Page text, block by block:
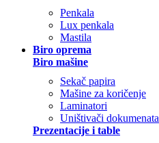
Penkala
Lux penkala
Mastila
Biro oprema
Biro mašine
Sekač papira
Mašine za koričenje
Laminatori
Uništivači dokumenata
Prezentacije i table